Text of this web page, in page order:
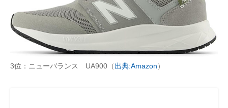
3位：ニューバランス UA900（出典:Amazon）